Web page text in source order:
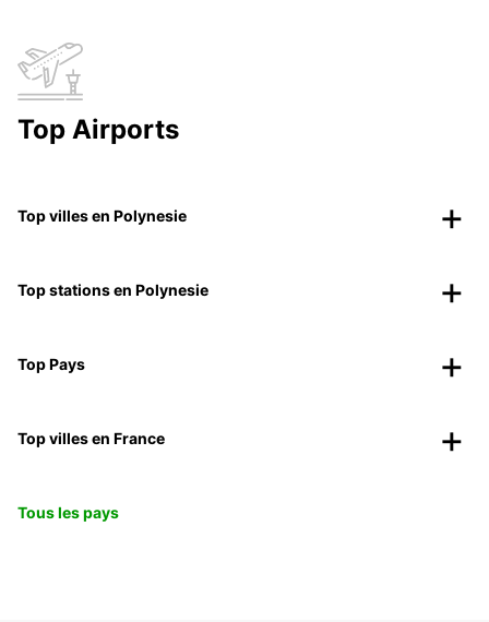
Top Airports
Top villes en Polynesie
Top stations en Polynesie
Top Pays
Top villes en France
Tous les pays